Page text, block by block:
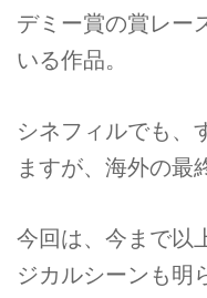
デミー賞の賞レー
いる作品。
シネフィルでも、
ますが、海外の最
今回は、今まで以
ジカルシーンも明